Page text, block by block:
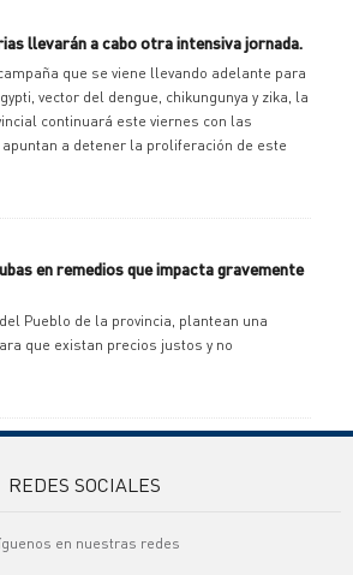
llevarán a cabo otra intensiva jornada.
que se viene llevando adelante para
vector del dengue, chikungunya y zika, la
continuará este viernes con las
a detener la proliferación de este
en remedios que impacta gravemente
Pueblo de la provincia, plantean una
que existan precios justos y no
REDES SOCIALES
en nuestras redes